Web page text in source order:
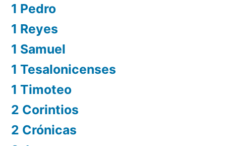
1 Pedro
1 Reyes
1 Samuel
1 Tesalonicenses
1 Timoteo
2 Corintios
2 Crónicas